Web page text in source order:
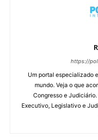
https://
Um portal especializado
mundo. Veja o que
Congresso e
Executivo, Legislativo e